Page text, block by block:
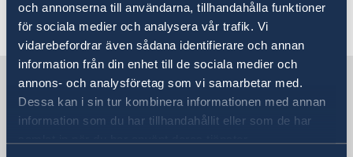
och annonserna till användarna, tillhandahålla funktioner
för sociala medier och analysera vår trafik. Vi
vidarebefordrar även sådana identifierare och annan
information från din enhet till de sociala medier och
annons- och analysföretag som vi samarbetar med.
Dessa kan i sin tur kombinera informationen med annan
information som du har tillhandahållit eller som de har
Avgifter
Hjälp kring medborgarskap - Island
Dubbelt medborgarskap
Svenskt medborgarskap
Akut hjälp på Island
Larmcentraler
Om du blir sjuk eller råkar ut för en olycka
Hjälp till självhjälp
Polisens informationstelefon: (+354) 444 1100.
Sverige i Island